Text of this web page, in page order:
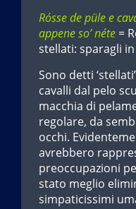
Rósse de püle e
appene so’ néte =
stellati: sparagli
Sono detti
cavalli dal pelo
macchia di
regolare, da
occhi.
avrebbero
preoccupazioni
stato meglio
simpaticissimi